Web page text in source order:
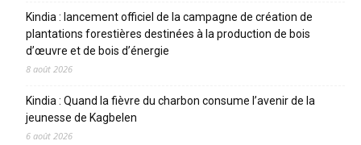
Kindia : lancement officiel de la campagne de création de
plantations forestières destinées à la production de bois
d’œuvre et de bois d’énergie
8 août 2026
Kindia : Quand la fièvre du charbon consume l’avenir de la
jeunesse de Kagbelen
6 août 2026